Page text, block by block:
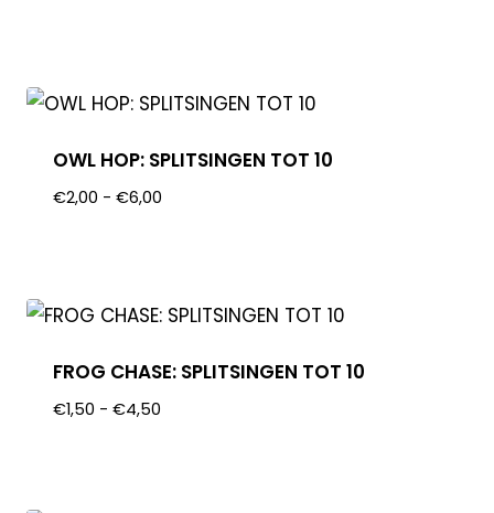
OWL HOP: SPLITSINGEN TOT 10
€2,00 - €6,00
FROG CHASE: SPLITSINGEN TOT 10
€1,50 - €4,50